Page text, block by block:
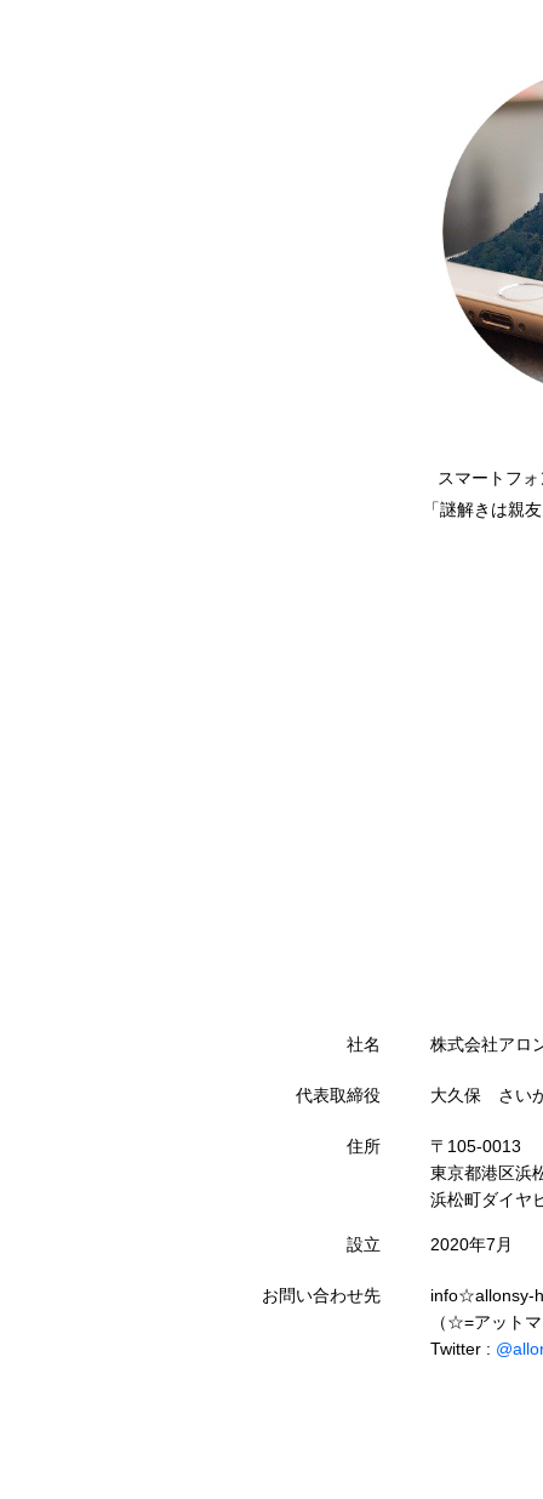
スマートフ
「謎解きは親
社名 株式会社アロ
代表取締役 大久保 さい
住所
〒105-0013
東京都港区浜
浜松町ダイヤ
設立 2020年7月
お問い合わせ先
info☆allonsy-
（☆=アット
Twitter :